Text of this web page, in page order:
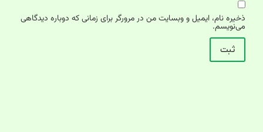
ذخیره نام، ایمیل و وبسایت من در مرورگر برای زمانی که دوباره دیدگاهی
می‌نویسم.